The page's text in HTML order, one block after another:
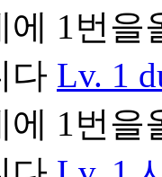
1번을
다 Lv. 1
1번을